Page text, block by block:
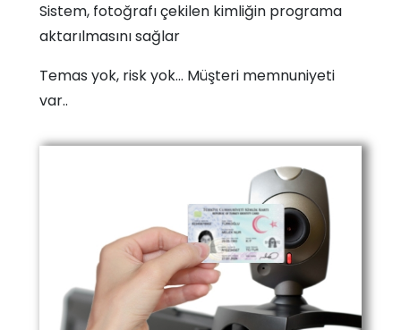
Sistem, fotoğrafı çekilen kimliğin programa
aktarılmasını sağlar
Temas yok, risk yok… Müşteri memnuniyeti
var..